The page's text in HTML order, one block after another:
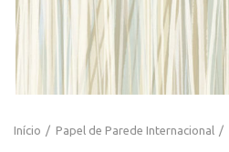
Início Papel de Parede Internacional